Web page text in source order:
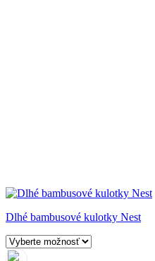
Dlhé bambusové kulotky Nest